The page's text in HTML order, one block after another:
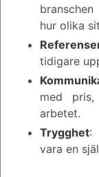
hur olika
tidigare
med
arbetet.
Trygghet:
vara en